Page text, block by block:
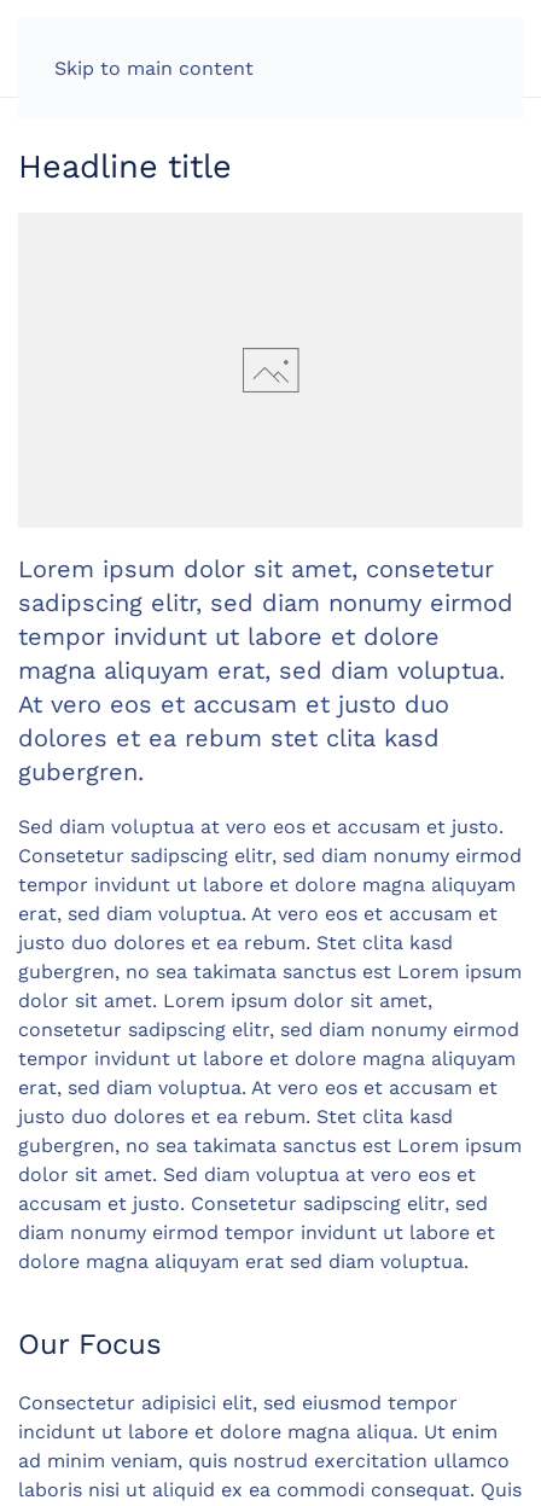
Skip to main content
Headline title
Lorem ipsum dolor sit amet, consetetur
sadipscing elitr, sed diam nonumy eirmod
tempor invidunt ut labore et dolore
magna aliquyam erat, sed diam voluptua.
At vero eos et accusam et justo duo
dolores et ea rebum stet clita kasd
gubergren.
Sed diam voluptua at vero eos et accusam et justo.
Consetetur sadipscing elitr, sed diam nonumy eirmod
tempor invidunt ut labore et dolore magna aliquyam
erat, sed diam voluptua. At vero eos et accusam et
justo duo dolores et ea rebum. Stet clita kasd
gubergren, no sea takimata sanctus est Lorem ipsum
dolor sit amet. Lorem ipsum dolor sit amet,
consetetur sadipscing elitr, sed diam nonumy eirmod
tempor invidunt ut labore et dolore magna aliquyam
erat, sed diam voluptua. At vero eos et accusam et
justo duo dolores et ea rebum. Stet clita kasd
gubergren, no sea takimata sanctus est Lorem ipsum
dolor sit amet. Sed diam voluptua at vero eos et
accusam et justo. Consetetur sadipscing elitr, sed
diam nonumy eirmod tempor invidunt ut labore et
dolore magna aliquyam erat sed diam voluptua.
Our Focus
Consectetur adipisici elit, sed eiusmod tempor
incidunt ut labore et dolore magna aliqua. Ut enim
ad minim veniam, quis nostrud exercitation ullamco
laboris nisi ut aliquid ex ea commodi consequat. Quis